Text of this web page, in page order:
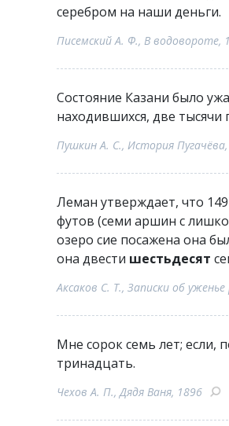
серебром на наши деньги.
Писемский А. Ф., В водовороте,
Состояние Казани было
находившихся, две тысячи
Пушкин А. С., История
Леман утверждает, что
футов (семи аршин с
озеро сие посажена она
она двести шестьдесят
Аксаков С. Т., Записки об
Мне сорок семь лет; если,
тринадцать.
Чехов А. П., Дядя Ваня, 1896